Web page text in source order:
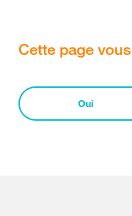
Cette page
Oui